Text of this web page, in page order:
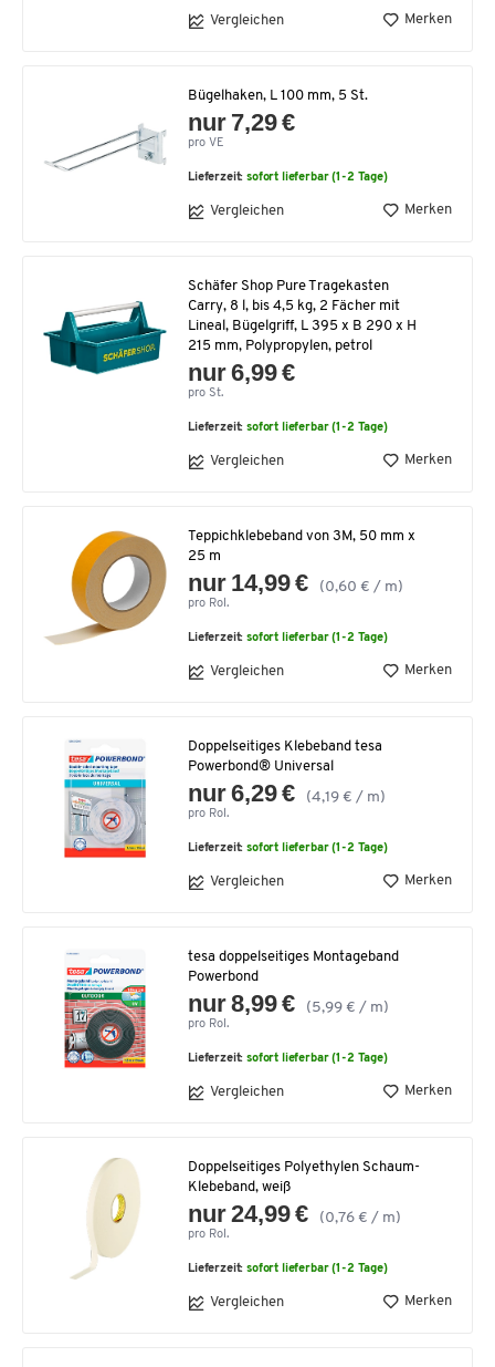
Vergleichen Merken
Bügelhaken, L 100 mm, 5 St.
nur 7,29 €
pro VE
Lieferzeit:sofort lieferbar (1-2 Tage)
Vergleichen Merken
Schäfer Shop Pure Tragekasten
Carry, 8 l, bis 4,5 kg, 2 Fächer mit
Lineal, Bügelgriff, L 395 x B 290 x H
215 mm, Polypropylen, petrol
nur 6,99 €
pro St.
Lieferzeit:sofort lieferbar (1-2 Tage)
Vergleichen Merken
Teppichklebeband von 3M, 50 mm x
25 m
nur 14,99 € (0,60 € / m)
pro Rol.
Lieferzeit:sofort lieferbar (1-2 Tage)
Vergleichen Merken
Doppelseitiges Klebeband tesa
Powerbond® Universal
nur 6,29 € (4,19 € / m)
pro Rol.
Lieferzeit:sofort lieferbar (1-2 Tage)
Vergleichen Merken
tesa doppelseitiges Montageband
Powerbond
nur 8,99 € (5,99 € / m)
pro Rol.
Lieferzeit:sofort lieferbar (1-2 Tage)
Vergleichen Merken
Doppelseitiges Polyethylen Schaum-
Klebeband, weiß
nur 24,99 € (0,76 € / m)
pro Rol.
Lieferzeit:sofort lieferbar (1-2 Tage)
Vergleichen Merken